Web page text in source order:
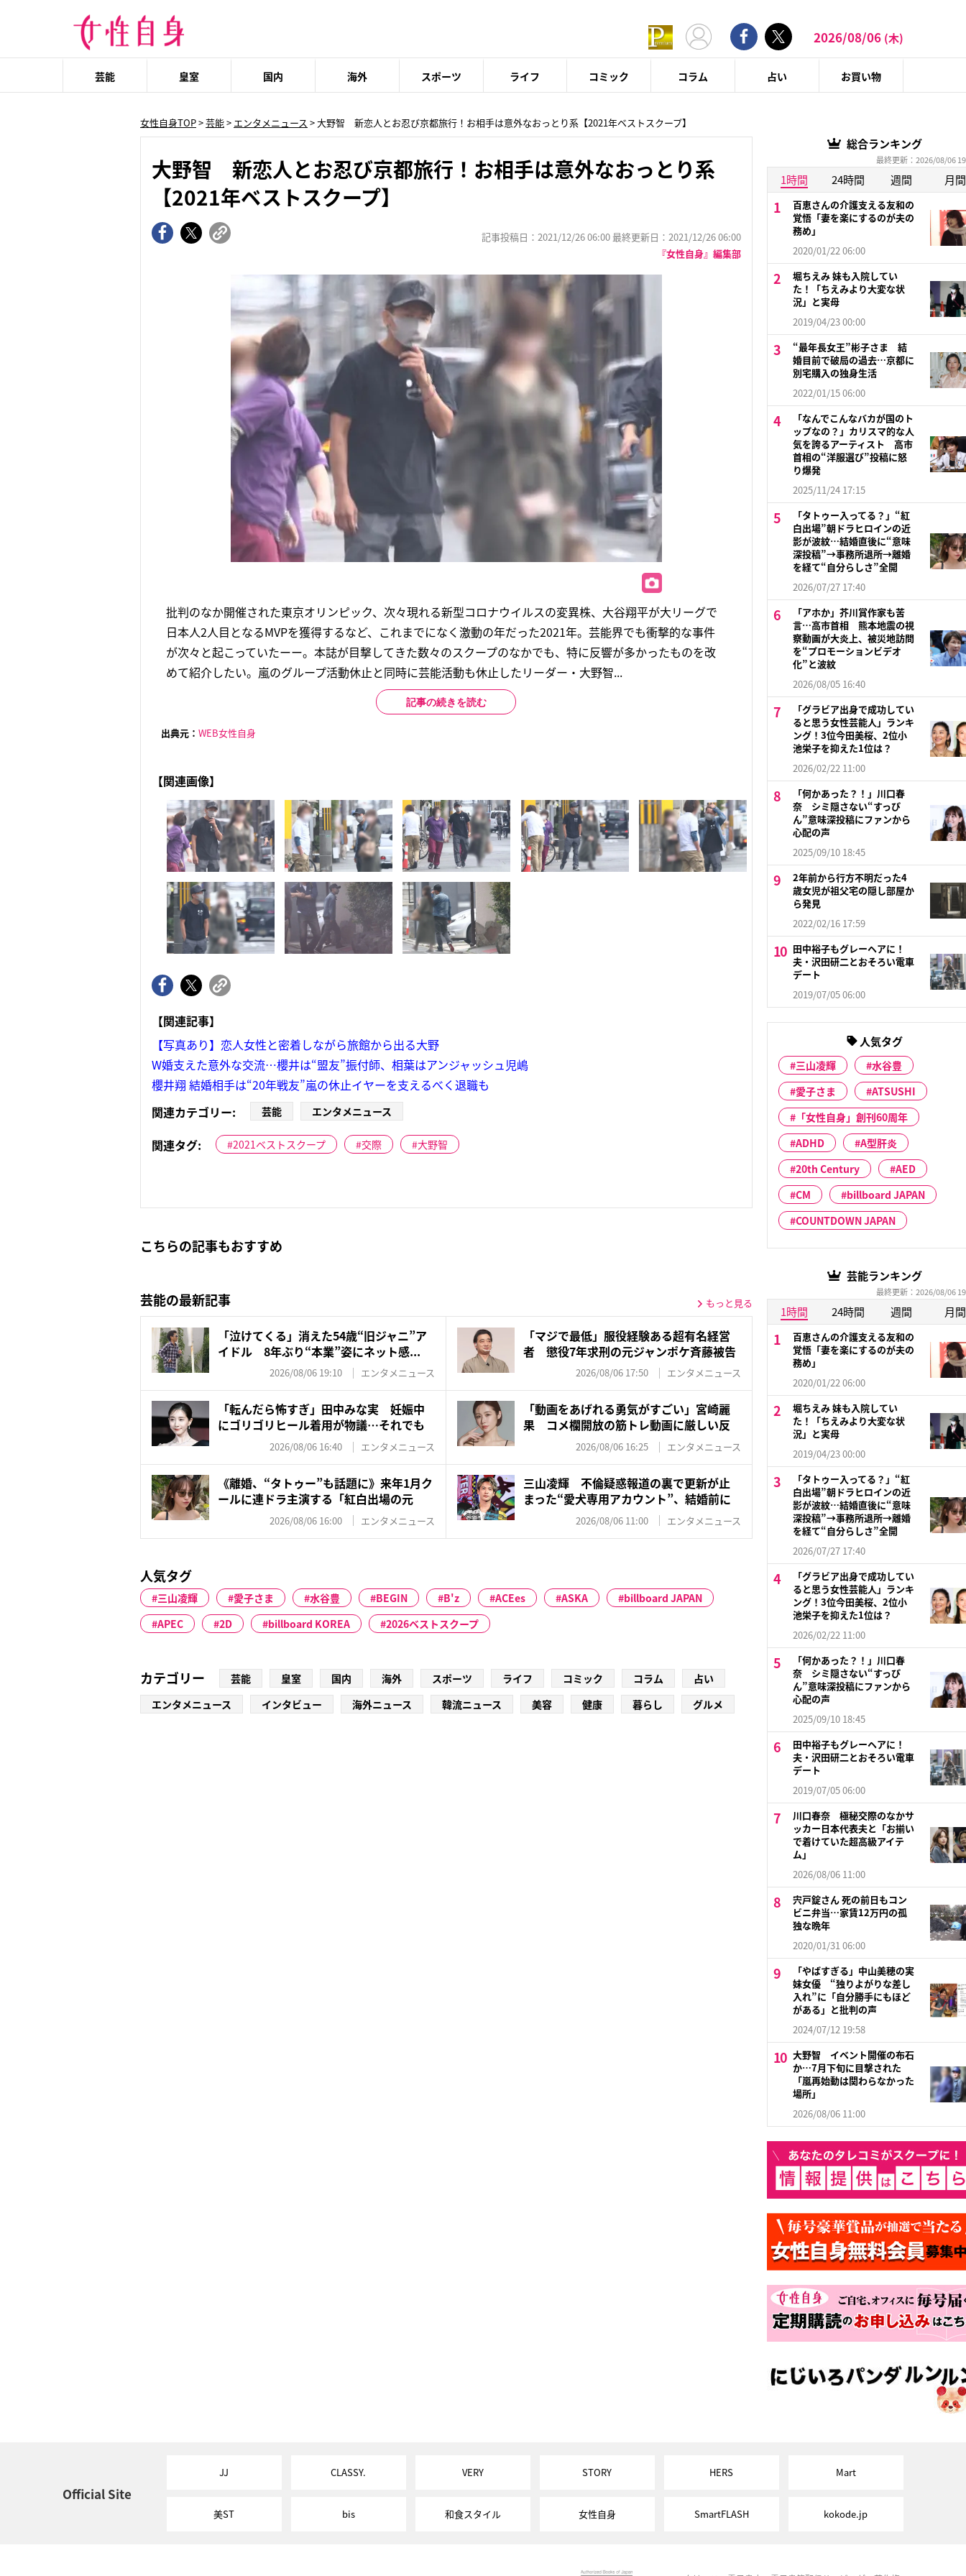
2026/08/06 (木)
芸能 皇室 国内 海外 スポーツ ライフ コミック コラム 占い お買い物
女性自身TOP>芸能> エンタメニュース > 大野智 新恋人とお忍び京都旅行！お相手は意外なおっとり系【2021年ベストスクープ】
大野智 新恋人とお忍び京都旅行！お相手は意外なおっとり系
【2021年ベストスクープ】
記事投稿日：2021/12/26 06:00 最終更新日：2021/12/26 06:00
『女性自身』編集部
批判のなか開催された東京オリンピック、次々現れる新型コロナウイルスの変異株、大谷翔平が大リーグで
日本人2人目となるMVPを獲得するなど、これまでになく激動の年だった2021年。芸能界でも衝撃的な事件
が次々と起こっていたーー。本誌が目撃してきた数々のスクープのなかでも、特に反響が多かったものを改
めて紹介したい。嵐のグループ活動休止と同時に芸能活動も休止したリーダー・大野智...
記事の続きを読む
出典元： WEB女性自身
【関連画像】
【関連記事】
【写真あり】恋人女性と密着しながら旅館から出る大野
W婚支えた意外な交流…櫻井は“盟友”振付師、相葉はアンジャッシュ児嶋
櫻井翔 結婚相手は“20年戦友”嵐の休止イヤーを支えるべく退職も
関連カテゴリー:
芸能 エンタメニュース
関連タグ: 2021ベストスクープ 交際 大野智
こちらの記事もおすすめ
芸能の最新記事 もっと見る
「泣けてくる」消えた54歳“旧ジャニ”ア
イドル 8年ぶり“本業”姿にネット感...
2026/08/06 19:10 エンタメニュース
「マジで最低」服役経験ある超有名経営
者 懲役7年求刑の元ジャンポケ斉藤被告
2026/08/06 17:50 エンタメニュース
「転んだら怖すぎ」田中みな実 妊娠中
にゴリゴリヒール着用が物議…それでも
2026/08/06 16:40 エンタメニュース
「動画をあげれる勇気がすごい」宮崎麗
果 コメ欄開放の筋トレ動画に厳しい反
2026/08/06 16:25 エンタメニュース
《離婚、“タトゥー”も話題に》来年1月ク
ールに連ドラ主演する「紅白出場の元
2026/08/06 16:00 エンタメニュース
三山凌輝 不倫疑惑報道の裏で更新が止
まった“愛犬専用アカウント”、結婚前に
2026/08/06 11:00 エンタメニュース
人気タグ
三山凌輝 愛子さま 水谷豊 BEGIN B'z ACEes ASKA
billboard JAPAN
APEC
2D billboard KOREA 2026ベストスクープ
カテゴリー 芸能 皇室 国内 海外 スポーツ ライフ コミック コラム
占い
エンタメニュース
インタビュー 海外ニュース 韓流ニュース 美容 健康 暮らし グルメ
総合ランキング
最終更新：2026/08/06
1時間 24時間 週間 月間
百恵さんの介護支える友和の
覚悟「妻を楽にするのが夫の
務め」
2020/01/22 06:00
堀ちえみ 妹も入院してい
た！「ちえみより大変な状
況」と実母
2019/04/23 00:00
“最年長女王”彬子さま 結
婚目前で破局の過去…京都に
別宅購入の独身生活
2022/01/15 06:00
「なんでこんなバカが国のト
ップなの？」カリスマ的な人
気を誇るアーティスト 高市
首相の“洋服選び”投稿に怒
り爆発
2025/11/24 17:15
「タトゥー入ってる？」“紅
白出場”朝ドラヒロインの近
影が波紋…結婚直後に“意味
深投稿”→事務所退所→離婚
を経て“自分らしさ”全開
2026/07/27 17:40
「アホか」芥川賞作家も苦
言…高市首相 熊本地震の視
察動画が大炎上、被災地訪問
を“プロモーションビデオ
化”と波紋
2026/08/05 16:40
「グラビア出身で成功してい
ると思う女性芸能人」ランキ
ング！3位今田美桜、2位小
池栄子を抑えた1位は？
2026/02/22 11:00
「何かあった？！」川口春
奈 シミ隠さない“すっぴ
ん”意味深投稿にファンから
心配の声
2025/09/10 18:45
2年前から行方不明だった4
歳女児が祖父宅の隠し部屋か
ら発見
2022/02/16 17:59
田中裕子もグレーヘアに！
夫・沢田研二とおそろい電車
デート
2019/07/05 06:00
人気タグ
三山凌輝
水谷豊
愛子さま
ATSUSHI
「女性自身」創刊60周年
ADHD
A型肝炎
20th Century
AED
CM
billboard JAPAN
COUNTDOWN JAPAN
芸能ランキング
最終更新：2026/08/06
1時間 24時間 週間 月間
百恵さんの介護支える友和の
覚悟「妻を楽にするのが夫の
務め」
2020/01/22 06:00
堀ちえみ 妹も入院してい
た！「ちえみより大変な状
況」と実母
2019/04/23 00:00
「タトゥー入ってる？」“紅
白出場”朝ドラヒロインの近
影が波紋…結婚直後に“意味
深投稿”→事務所退所→離婚
を経て“自分らしさ”全開
2026/07/27 17:40
「グラビア出身で成功してい
ると思う女性芸能人」ランキ
ング！3位今田美桜、2位小
池栄子を抑えた1位は？
2026/02/22 11:00
「何かあった？！」川口春
奈 シミ隠さない“すっぴ
ん”意味深投稿にファンから
心配の声
2025/09/10 18:45
田中裕子もグレーヘアに！
夫・沢田研二とおそろい電車
デート
2019/07/05 06:00
川口春奈 極秘交際のなかサ
ッカー日本代表夫と「お揃い
で着けていた超高級アイテ
ム」
2026/08/06 11:00
宍戸錠さん 死の前日もコン
ビニ弁当…家賃12万円の孤
独な晩年
2020/01/31 06:00
「やばすぎる」中山美穂の実
妹女優 “独りよがりな差し
入れ”に「自分勝手にもほど
がある」と批判の声
2024/07/12 19:58
大野智 イベント開催の布石
か…7月下旬に目撃された
「嵐再始動は関わらなかった
場所」
2026/08/06 11:00
Official Site
JJ CLASSY. VERY STORY HERS Mart
美ST bis 和食スタイル 女性自身 SmartFLASH kokode.jp